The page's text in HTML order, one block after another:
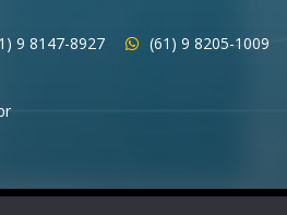
9 8147-8927 (61) 9 8205-1009